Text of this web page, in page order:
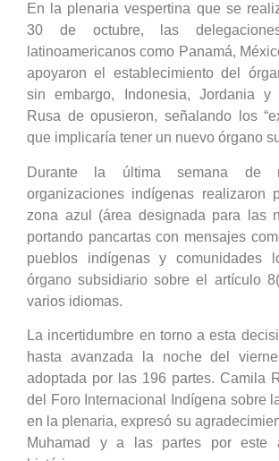
En la plenaria vespertina que se
30 de octubre, las
latinoamericanos como Panamá,
apoyaron el establecimiento del
sin embargo, Indonesia, Jordania y
Rusa de opusieron, señalando los
que implicaría tener un nuevo órgano
Durante la última semana de
organizaciones indígenas realizaron
zona azul (área designada para las
portando pancartas con mensajes
pueblos indígenas y comunidades
órgano subsidiario sobre el artículo
varios idiomas.
La incertidumbre en torno a esta
hasta avanzada la noche del
adoptada por las 196 partes. Camila
del Foro Internacional Indígena sobre
en la plenaria, expresó su
Muhamad y a las partes por este